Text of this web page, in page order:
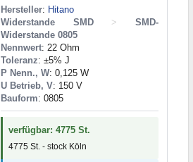
Hersteller: Hitano
Widerstande SMD
>
SMD-
Widerstande 0805
Nennwert: 22 Ohm
Toleranz: ±5% J
P Nenn., W: 0,125 W
U Betrieb, V: 150 V
Bauform: 0805
verfügbar: 4775 St.
4775 St. - stock Köln